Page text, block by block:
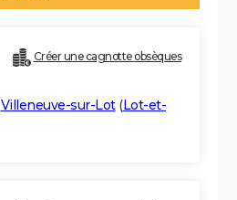
Créer une cagnotte obsèques
Villeneuve-sur-Lot(Lot-et-